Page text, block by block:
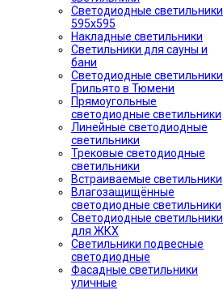
Светодиодные светильники
595х595
Накладные светильники
Светильники для сауны и
бани
Светодиодные светильники
Грильято в Тюмени
Прямоугольные
светодиодные светильники
Линейные светодиодные
светильники
Трековые светодиодные
светильники
Встраиваемые светильники
Влагозащищённые
светодиодные светильники
Светодиодные светильники
для ЖКХ
Светильники подвесные
светодиодные
Фасадные светильники
уличные